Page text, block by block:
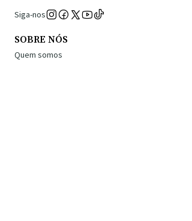
Siga-nos
SOBRE NÓS
Quem somos